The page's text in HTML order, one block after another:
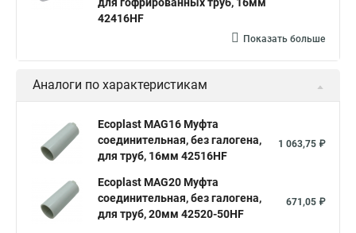
42416HF
Показать больше
Аналоги по характеристикам
Ecoplast MAG16 Муфта
соединительная, без галогена,
для труб, 16мм 42516HF
1 063,75 ₽
Ecoplast MAG20 Муфта
соединительная, без галогена,
для труб, 20мм 42520-50HF
671,05 ₽